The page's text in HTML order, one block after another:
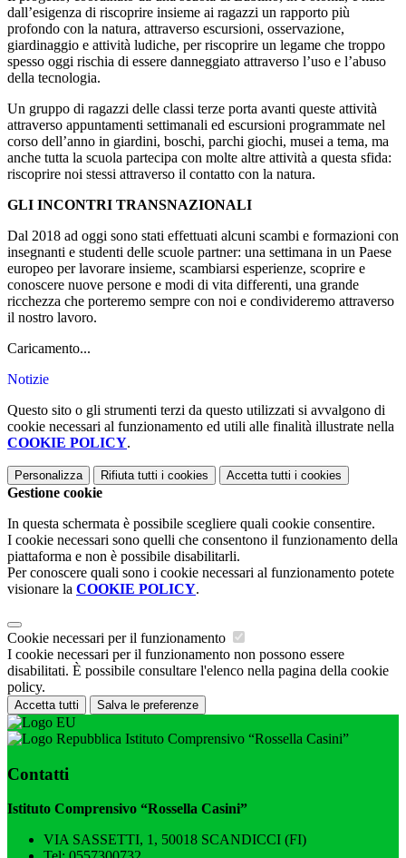
dall’esigenza di riscoprire insieme ai ragazzi un rapporto più
profondo con la natura, attraverso escursioni, osservazione,
giardinaggio e attività ludiche, per riscoprire un legame che troppo
spesso oggi rischia di essere danneggiato attraverso l’uso e l’abuso
della tecnologia.
Un gruppo di ragazzi delle classi terze porta avanti queste attività
attraverso appuntamenti settimanali ed escursioni programmate nel
corso dell’anno in giardini, boschi, parchi giochi, musei a tema, ma
anche tutta la scuola partecipa con molte altre attività a questa sfida:
riscoprire noi stessi attraverso il contatto con la natura.
GLI INCONTRI TRANSNAZIONALI
Dal 2018 ad oggi sono stati effettuati alcuni scambi e formazioni con
insegnanti e studenti delle scuole partner: una settimana in un Paese
europeo per lavorare insieme, scambiarsi esperienze, scoprire e
conoscere nuove persone e modi di vita differenti, una grande
ricchezza che porteremo sempre con noi e condivideremo attraverso
il nostro lavoro.
Caricamento...
Notizie
Questo sito o gli strumenti terzi da questo utilizzati si avvalgono di
cookie necessari al funzionamento ed utili alle finalità illustrate nella
COOKIE POLICY.
Personalizza Rifiuta tutti i cookies Accetta tutti i cookies
Gestione cookie
In questa schermata è possibile scegliere quali cookie consentire.
I cookie necessari sono quelli che consentono il funzionamento della
piattaforma e non è possibile disabilitarli.
Per conoscere quali sono i cookie necessari al funzionamento potete
visionare la COOKIE POLICY.
Cookie necessari per il funzionamento
I cookie necessari per il funzionamento non possono essere
disabilitati. È possibile consultare l'elenco nella pagina della cookie
policy.
Accetta tutti Salva le preferenze
Istituto Comprensivo “Rossella Casini”
Contatti
Istituto Comprensivo “Rossella Casini”
VIA SASSETTI, 1, 50018 SCANDICCI (FI)